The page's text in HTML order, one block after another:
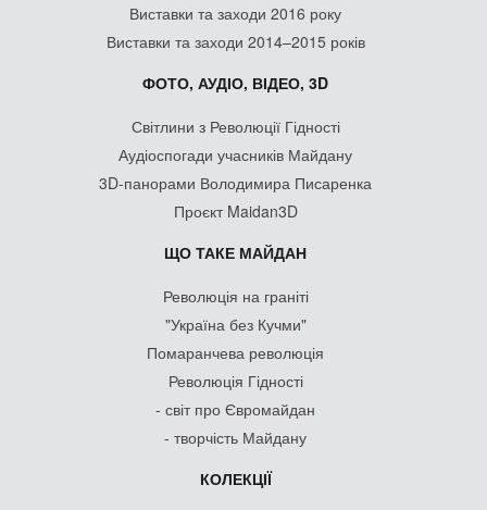
Виставки та заходи 2016 року
Виставки та заходи 2014–2015 років
ФОТО, АУДІО, ВІДЕО, 3D
Світлини з Революції Гідності
Аудіоспогади учасників Майдану
3D-панорами Володимира Писаренка
Проєкт Maidan3D
ЩО ТАКЕ МАЙДАН
Революція на граніті
"Україна без Кучми"
Помаранчева революція
Революція Гідності
- світ про Євромайдан
- творчість Майдану
КОЛЕКЦІЇ